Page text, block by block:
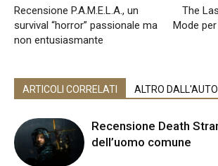
Recensione P.A.M.E.L.A., un
survival “horror” passionale ma
non entusiasmante
The
Mode
ARTICOLI CORRELATI ALTRO
Recensione Death
dell’uomo comune